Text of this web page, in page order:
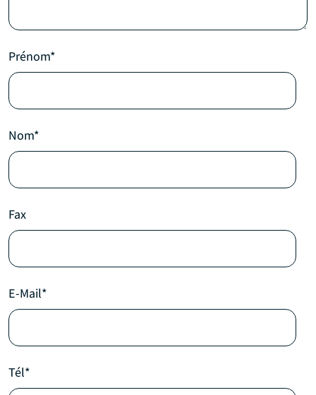
Prénom*
Nom*
Fax
E-Mail*
Tél*